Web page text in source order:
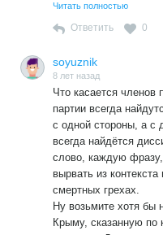
необходимость и кто,
искренне об этом
кто заполняет пляжи
курортов?
Читать полностью
Ответить 0
soyuznik
8 лет назад
Что касается членов
партии всегда
с одной стороны, а с
всегда найдётся
слово, каждую
вырвать из
смертных грехах.
Ну возьмите хотя
Крыму, сказанную по